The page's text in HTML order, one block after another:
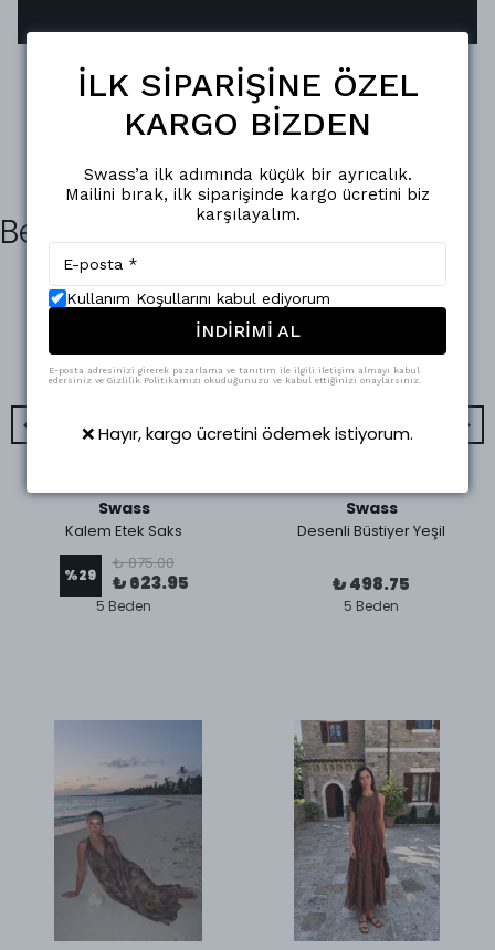
Benzer Ürünler
Swass
Kalem Etek Saks
%29
₺ 875.00
₺ 623.95
5 Beden
Swass
Desenli Büstiyer Yeşil
₺ 498.75
5 Beden
İLK SİPARİŞİNE ÖZEL
KARGO BİZDEN
Swass’a ilk adımında küçük bir ayrıcalık.
Mailini bırak, ilk siparişinde kargo ücretini biz
karşılayalım.
Kullanım Koşullarını kabul ediyorum
İNDİRİMİ AL
E-posta adresinizi girerek pazarlama ve tanıtım ile ilgili iletişim almayı kabul
edersiniz ve Gizlilik Politikamızı okuduğunuzu ve kabul ettiğinizi onaylarsınız.
❌ Hayır, kargo ücretini ödemek istiyorum.